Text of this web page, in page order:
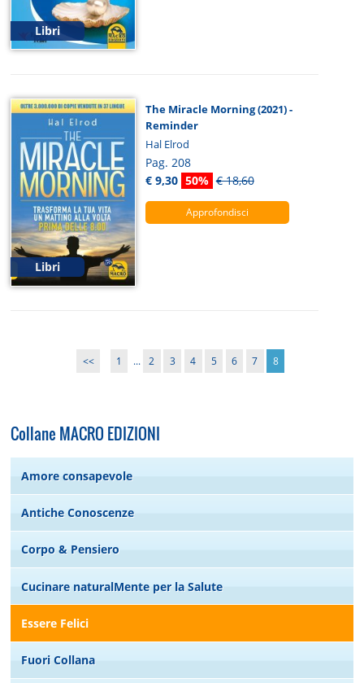
Libri
Libri
The Miracle Morning (2021) -
Reminder
Hal Elrod
Pag. 208
€ 9,30 50% € 18,60
Approfondisci
<< 1 ... 2 3 4 5 6 7 8
Collane MACRO EDIZIONI
Amore consapevole
Antiche Conoscenze
Corpo & Pensiero
Cucinare naturalMente per la Salute
Essere Felici
Fuori Collana